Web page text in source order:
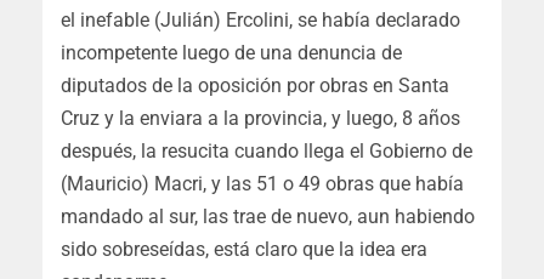
el inefable (Julián) Ercolini, se había declarado
incompetente luego de una denuncia de
diputados de la oposición por obras en Santa
Cruz y la enviara a la provincia, y luego, 8 años
después, la resucita cuando llega el Gobierno de
(Mauricio) Macri, y las 51 o 49 obras que había
mandado al sur, las trae de nuevo, aun habiendo
sido sobreseídas, está claro que la idea era